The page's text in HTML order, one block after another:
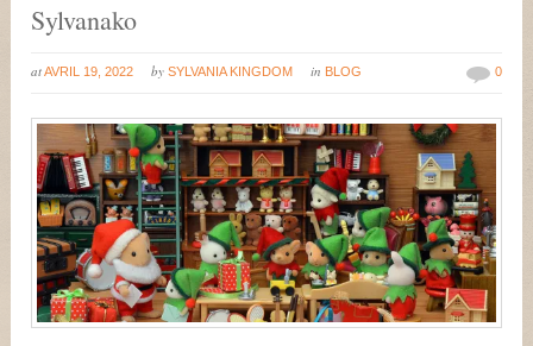
Sylvanako
atAVRIL 19, 2022 by SYLVANIA KINGDOM in BLOG 0